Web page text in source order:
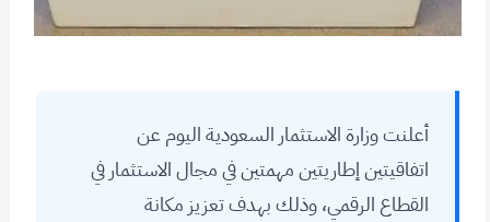
أعلنت وزارة الاستثمار السعودية اليوم عن
اتفاقيتين إطاريتين مهمتين في مجال الاستثمار في
القطاع الرقمي، وذلك بهدف تعزيز مكانة